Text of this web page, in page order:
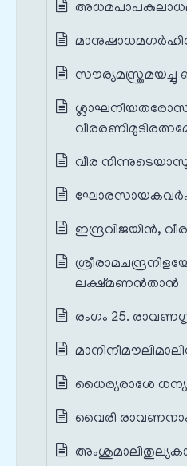
അധമപാപകുലാധമ
വീര
ഇന്ദ്രവിജയിൻ,
ലക്ഷ്മണൻതാൻ
രംഗം 25.
ധൈര്യരാശേ
വൈരി